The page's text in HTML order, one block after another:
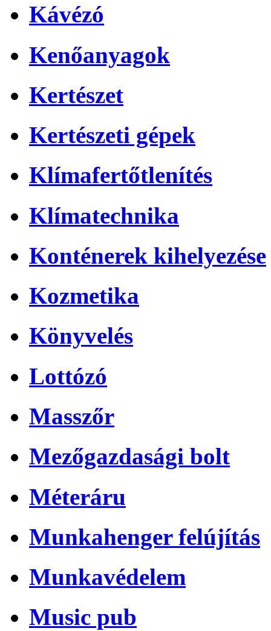
Kávézó
Kenőanyagok
Kertészet
Kertészeti gépek
Klímafertőtlenítés
Klímatechnika
Konténerek kihelyezése
Kozmetika
Könyvelés
Lottózó
Masszőr
Mezőgazdasági bolt
Méteráru
Munkahenger felújítás
Munkavédelem
Music pub